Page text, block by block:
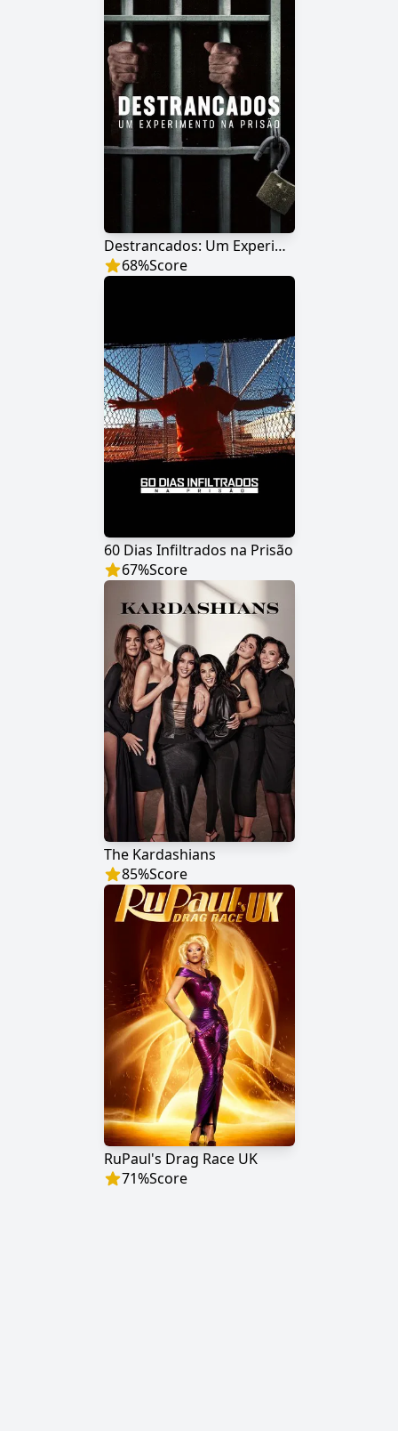
Destrancados: Um Experimento na Prisão
68%Score
60 Dias Infiltrados na Prisão
67%Score
The Kardashians
85%Score
RuPaul's Drag Race UK
71%Score